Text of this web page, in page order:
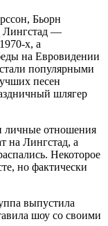
Бьорн
Лингстад —
х, а
на Евровидении
популярными
песен
шлягер
личные отношения
на Лингстад, а
Некоторое
но фактически
выпустила
шоу со своими